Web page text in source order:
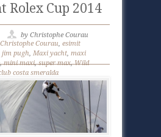
Rolex Cup 2014
by Christophe Courau
Christophe Courau, esimit
jim pugh, Maxi yacht, maxi
,mini maxi,super max,Wild
costa smeralda